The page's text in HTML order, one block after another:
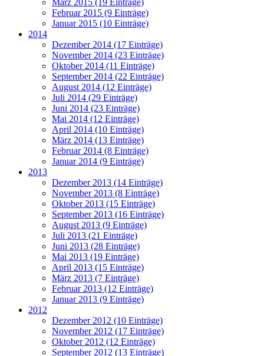
Februar 2015 (9 Einträge)
Januar 2015 (10 Einträge)
2014
Dezember 2014 (17 Einträge)
November 2014 (23 Einträge)
Oktober 2014 (11 Einträge)
September 2014 (22 Einträge)
August 2014 (12 Einträge)
Juli 2014 (29 Einträge)
Juni 2014 (23 Einträge)
Mai 2014 (12 Einträge)
April 2014 (10 Einträge)
März 2014 (13 Einträge)
Februar 2014 (8 Einträge)
Januar 2014 (9 Einträge)
2013
Dezember 2013 (14 Einträge)
November 2013 (8 Einträge)
Oktober 2013 (15 Einträge)
September 2013 (16 Einträge)
August 2013 (9 Einträge)
Juli 2013 (21 Einträge)
Juni 2013 (28 Einträge)
Mai 2013 (19 Einträge)
April 2013 (15 Einträge)
März 2013 (7 Einträge)
Februar 2013 (12 Einträge)
Januar 2013 (9 Einträge)
2012
Dezember 2012 (10 Einträge)
November 2012 (17 Einträge)
Oktober 2012 (12 Einträge)
September 2012 (13 Einträge)